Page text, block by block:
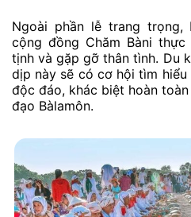
Ngoài phần lễ trang trọng,
cộng đồng Chăm Bàni
tịnh và gặp gỡ thân tình. Du
dịp này sẽ có cơ hội tìm
độc đáo, khác biệt hoàn
đạo Bàlamôn.